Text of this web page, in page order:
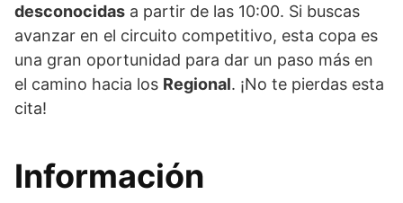
desconocidas a partir de las 10:00. Si buscas
avanzar en el circuito competitivo, esta copa es
una gran oportunidad para dar un paso más en
el camino hacia los Regional. ¡No te pierdas esta
cita!
Información